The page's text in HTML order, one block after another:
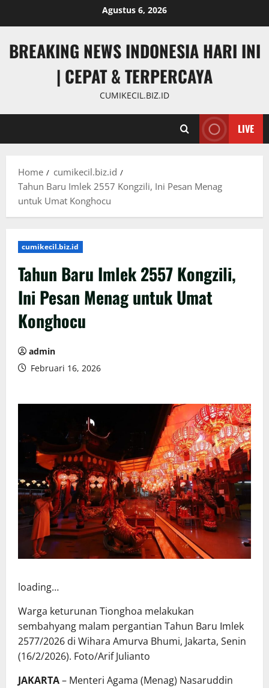
Agustus 6, 2026
BREAKING NEWS INDONESIA HARI INI
| CEPAT & TERPERCAYA
CUMIKECIL.BIZ.ID
LIVE
Home
cumikecil.biz.id
Tahun Baru Imlek 2557 Kongzili, Ini Pesan Menag
untuk Umat Konghocu
cumikecil.biz.id
Tahun Baru Imlek 2557 Kongzili,
Ini Pesan Menag untuk Umat
Konghocu
admin
Februari 16, 2026
loading…
Warga keturunan Tionghoa melakukan
sembahyang malam pergantian Tahun Baru Imlek
2577/2026 di Wihara Amurva Bhumi, Jakarta, Senin
(16/2/2026). Foto/Arif Julianto
JAKARTA– Menteri Agama (Menag) Nasaruddin